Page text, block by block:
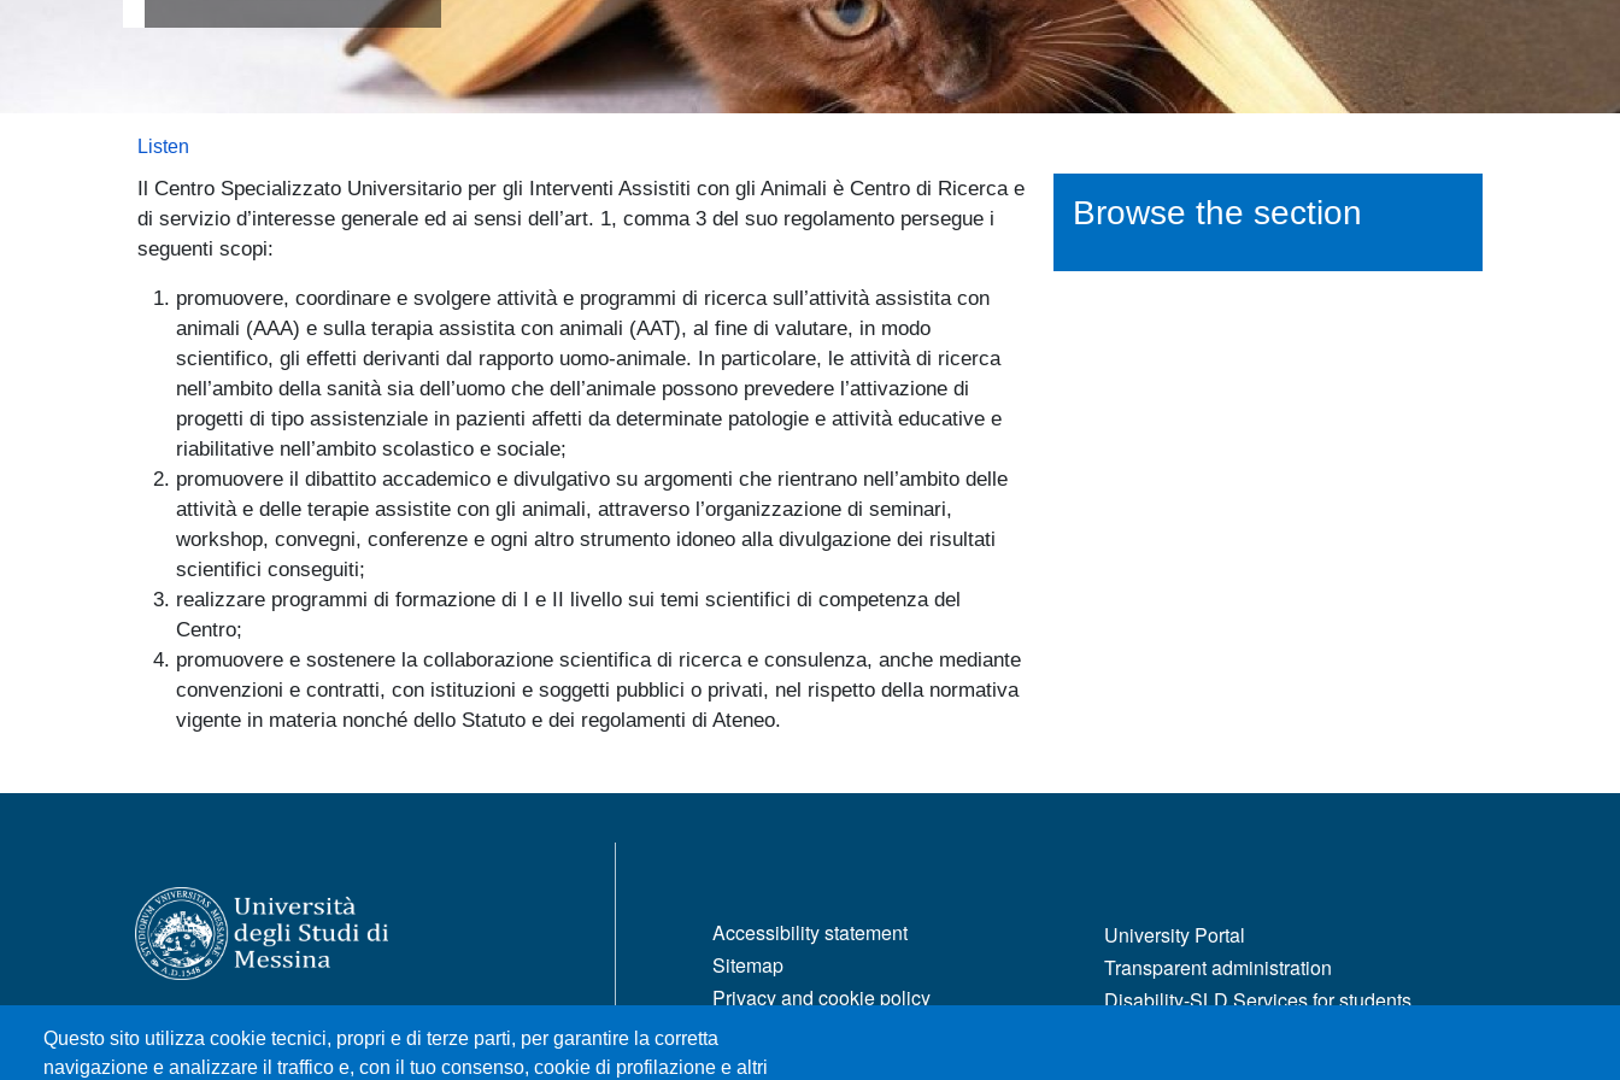
Listen
Il Centro Specializzato Universitario per gli Interventi Assistiti con gli Animali è Centro di Ricerca e
di servizio d’interesse generale ed ai sensi dell’art. 1, comma 3 del suo regolamento persegue i
seguenti scopi:
promuovere, coordinare e svolgere attività e programmi di ricerca sull’attività assistita con
animali (AAA) e sulla terapia assistita con animali (AAT), al fine di valutare, in modo
scientifico, gli effetti derivanti dal rapporto uomo-animale. In particolare, le attività di ricerca
nell’ambito della sanità sia dell’uomo che dell’animale possono prevedere l’attivazione di
progetti di tipo assistenziale in pazienti affetti da determinate patologie e attività educative e
riabilitative nell’ambito scolastico e sociale;
promuovere il dibattito accademico e divulgativo su argomenti che rientrano nell’ambito delle
attività e delle terapie assistite con gli animali, attraverso l’organizzazione di seminari,
workshop, convegni, conferenze e ogni altro strumento idoneo alla divulgazione dei risultati
scientifici conseguiti;
realizzare programmi di formazione di I e II livello sui temi scientifici di competenza del
Centro;
promuovere e sostenere la collaborazione scientifica di ricerca e consulenza, anche mediante
convenzioni e contratti, con istituzioni e soggetti pubblici o privati, nel rispetto della normativa
vigente in materia nonché dello Statuto e dei regolamenti di Ateneo.
Browse the section
Questo sito utilizza cookie tecnici, propri e di terze parti, per garantire la corretta
navigazione e analizzare il traffico e, con il tuo consenso, cookie di profilazione e altri
Università degli Studi di Messina
Piazza Pugliatti, 1 - 98122 Messina
Accessibility statement
Sitemap
Privacy and cookie policy
Change your mind on cookies
University Portal
Transparent administration
Disability-SLD Services for students